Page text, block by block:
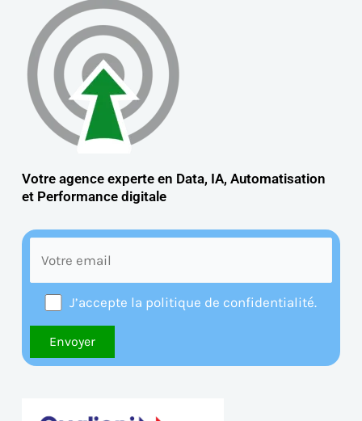
Votre agence experte en Data, IA, Automatisation
et Performance digitale
J’accepte la politique de confidentialité.